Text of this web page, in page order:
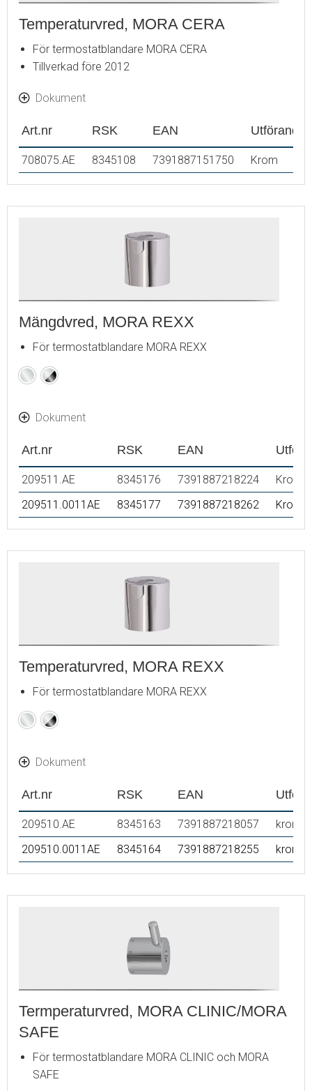
Temperaturvred, MORA CERA
För termostatblandare MORA CERA
Tillverkad före 2012
Dokument
Art.nr RSK EAN Utförande
708075.AE 8345108 7391887151750 Krom
Mängdvred, MORA REXX
För termostatblandare MORA REXX
KromKrom
Svart
Dokument
Art.nr RSK EAN
209511.AE 8345176 7391887218224
Krom
209511.0011AE
8345177 7391887218262 Krom/
Temperaturvred, MORA REXX
För termostatblandare MORA REXX
KromKrom
Svart
Dokument
Art.nr RSK EAN
209510.AE 8345163 7391887218057
krom
209510.0011AE
8345164 7391887218255 krom/
Termperaturvred, MORA CLINIC/MORA
SAFE
För termostatblandare MORA CLINIC och MORA
SAFE